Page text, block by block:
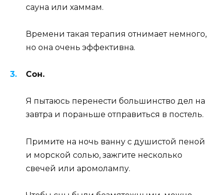
сауна или хаммам.
Времени такая терапия отнимает немного,
но она очень эффективна.
Сон.
Я пытаюсь перенести большинство дел на
завтра и пораньше отправиться в постель.
Примите на ночь ванну с душистой пеной
и морской солью, зажгите несколько
свечей или аромолампу.